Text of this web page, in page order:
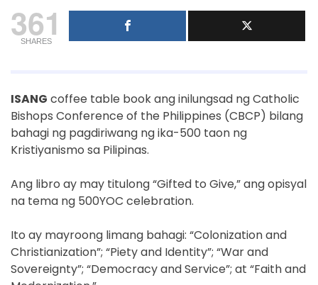
361
SHARES
ISANG coffee table book ang inilungsad ng Catholic
Bishops Conference of the Philippines (CBCP) bilang
bahagi ng pagdiriwang ng ika-500 taon ng
Kristiyanismo sa Pilipinas.
Ang libro ay may titulong “Gifted to Give,” ang opisyal
na tema ng 500YOC celebration.
Ito ay mayroong limang bahagi: “Colonization and
Christianization”; “Piety and Identity”; “War and
Sovereignty”; “Democracy and Service”; at “Faith and